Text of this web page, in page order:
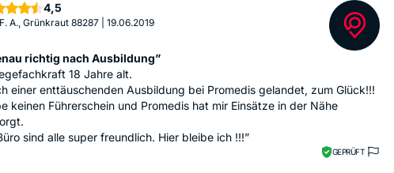
4,5
F. A., Grünkraut 88287 19.06.2019
richtig nach Ausbildung”
18 Jahre alt.
einer enttäuschenden Ausbildung bei Promedis gelandet, zum Glück!!!
keinen Führerschein und Promedis hat mir Einsätze in der Nähe
sind alle super freundlich. Hier bleibe ich !!!”
GEPRÜFT